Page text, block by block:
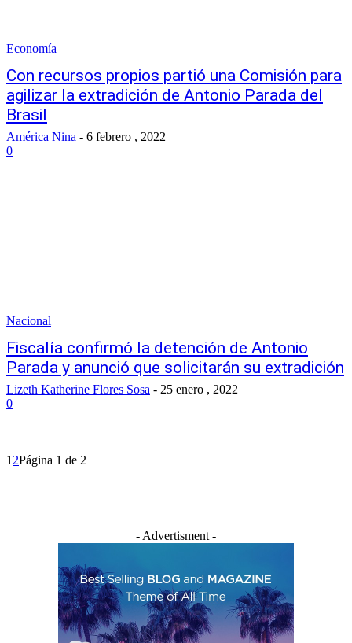
Economía
Con recursos propios partió una Comisión para
agilizar la extradición de Antonio Parada del
Brasil
América Nina - 6 febrero , 2022
0
Nacional
Fiscalía confirmó la detención de Antonio
Parada y anunció que solicitarán su extradición
Lizeth Katherine Flores Sosa - 25 enero , 2022
0
1 2Página 1 de 2
- Advertisment -